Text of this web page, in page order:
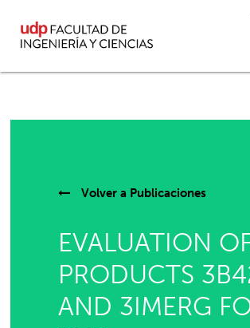
Volver a Publicaciones
EVALUATION
PRODUCTS
AND 3IMERG